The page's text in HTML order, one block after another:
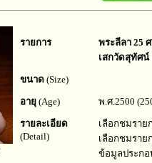
รายการ
พระลีลา 25
เสกวัดสุทัศน์
ขนาด (Size)
อายุ (Age) พ.ศ.2500
รายละเอียด
(Detail)
เลือกชมราย
เลือกชมราย
ข้อมูลประกอ